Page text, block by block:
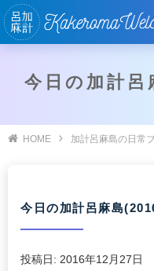
今日の加計
HOME 加計呂麻島の日常
今日の加計呂麻島
投稿日: 2016年12月27日